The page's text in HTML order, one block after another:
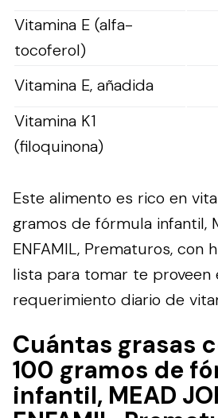
Vitamina E (alfa-
tocoferol)
Vitamina E, añadida
Vitamina K1
(filoquinona)
Este alimento es rico en
gramos de fórmula infantil,
ENFAMIL, Prematuros, con
lista para tomar te proveen
requerimiento diario de
Cuántas grasas
100 gramos de
infantil, MEAD